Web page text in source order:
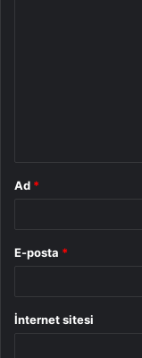
Ad *
E-posta *
İnternet sitesi